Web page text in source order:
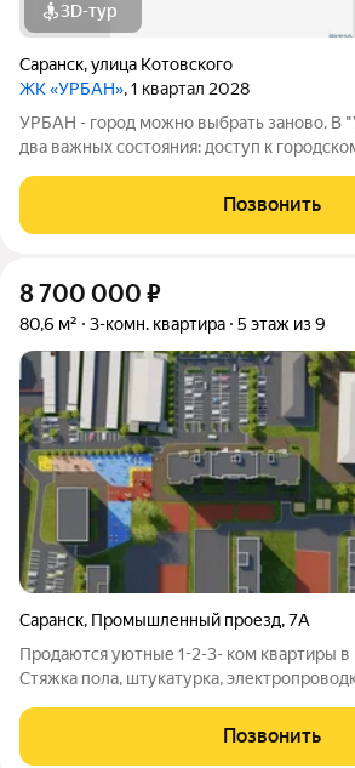
3D-тур
Саранск,улица Котовского
ЖК «УРБАН», 1 квартал 2028
УРБАН - город можно выбрать заново. В
два важных состояния: доступ к
удобная городская база: понятные
инфраструктуры,
Позвонить
8 700 000 ₽
80,6 м² 3-комн. квартира 5 этаж из 9
Саранск, Промышленный проезд,7А
Продаются уютные 1-2-3- ком квартиры в
Стяжка пола, штукатурка,
Удобное расположение дома, тихий
и зеленые зоны делают
Позвонить